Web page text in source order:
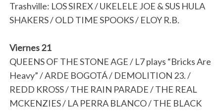
Trashville: LOS SIREX / UKELELE JOE & SUS HULA
SHAKERS / OLD TIME SPOOKS / ELOY R.B.
Viernes 21
QUEENS OF THE STONE AGE / L7 plays “Bricks Are
Heavy” / ARDE BOGOTÁ / DEMOLITION 23. /
REDD KROSS / THE RAIN PARADE / THE REAL
MCKENZIES / LA PERRA BLANCO / THE BLACK